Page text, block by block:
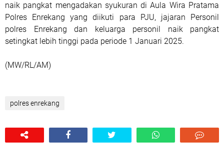
naik pangkat mengadakan syukuran di Aula Wira Pratama
Polres Enrekang yang diikuti para PJU, jajaran Personil
polres Enrekang dan keluarga personil naik pangkat
setingkat lebih tinggi pada periode 1 Januari 2025.
(MW/RL/AM)
polres enrekang